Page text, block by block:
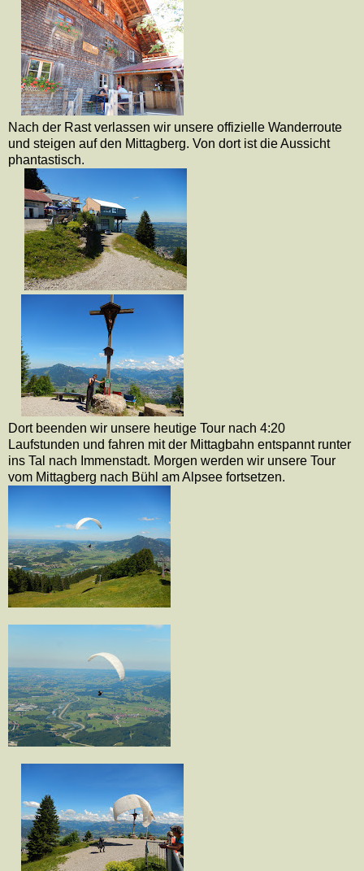
Nach der Rast verlassen wir unsere offizielle Wanderroute
und steigen auf den Mittagberg. Von dort ist die Aussicht
phantastisch.
Dort beenden wir unsere heutige Tour nach 4:20
Laufstunden und fahren mit der Mittagbahn entspannt runter
ins Tal nach Immenstadt. Morgen werden wir unsere Tour
vom Mittagberg nach Bühl am Alpsee fortsetzen.